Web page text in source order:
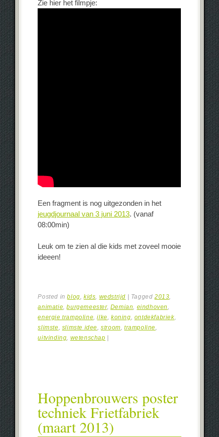
Zie hier het filmpje:
Een fragment is nog uitgezonden in het
jeugdjournaal van 3 juni 2013. (vanaf
08:00min)
Leuk om te zien al die kids met zoveel mooie
ideeen!
Posted inblog ,kids wedstrijd | Tagged2013
animatie ,burgemeester, Demian eindhoven
energie trampoline ,ilke ,koning ontdekfabriek,
slimste slimste idee ,stroom ,trampoline
uitvinding wetenschap |
Hoppenbrouwers poster
techniek Frietfabriek
(maart 2013)